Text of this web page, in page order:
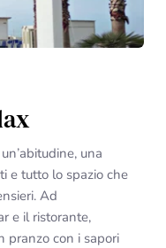
una
e tutto lo spazio che
Ad
e il ristorante,
pranzo con i sapori